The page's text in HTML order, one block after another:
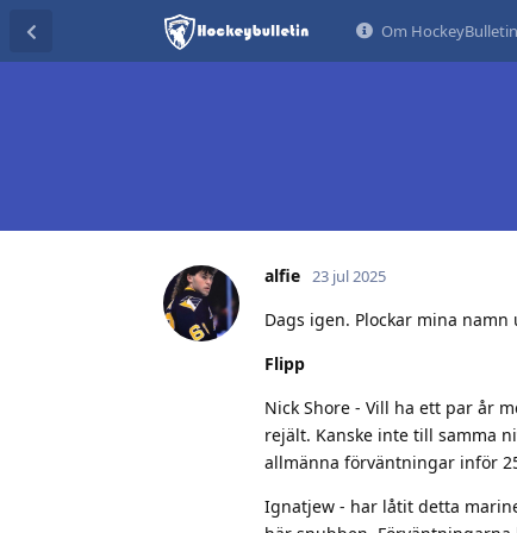
Om HockeyBulletin
alfie 23 jul 2025
Dags igen. Plockar mina
Flipp
Nick Shore - Vill ha ett par år
rejält. Kanske inte till samma
allmänna förväntningar inför
Ignatjew - har låtit detta